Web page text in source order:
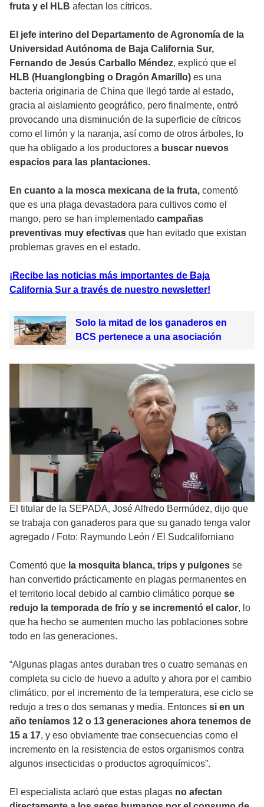
fruta y el HLB afectan los cítricos.
El jefe interino del Departamento de Agronomía de la
Universidad Autónoma de Baja California Sur,
Fernando de Jesús Carballo Méndez, explicó que el
HLB (Huanglongbing o Dragón Amarillo) es una
bacteria originaria de China que llegó tarde al estado,
gracia al aislamiento geográfico, pero finalmente, entró
provocando una disminución de la superficie de cítricos
como el limón y la naranja, así como de otros árboles, lo
que ha obligado a los productores a buscar nuevos
espacios para las plantaciones.
En cuanto a la mosca mexicana de la fruta, comentó
que es una plaga devastadora para cultivos como el
mango, pero se han implementado campañas
preventivas muy efectivas que han evitado que existan
problemas graves en el estado.
¡Recibe las noticias más importantes de Baja
California Sur a través de nuestro newsletter!
Solo la mitad de los ganaderos en
BCS pertenece a una asociación
El titular de la SEPADA, José Alfredo Bermúdez, dijo que
se trabaja con ganaderos para que su ganado tenga valor
agregado / Foto: Raymundo León / El Sudcaliforniano
Comentó que la mosquita blanca, trips y pulgones se
han convertido prácticamente en plagas permanentes en
el territorio local debido al cambio climático porque se
redujo la temporada de frío y se incrementó el calor, lo
que ha hecho se aumenten mucho las poblaciones sobre
todo en las generaciones.
“Algunas plagas antes duraban tres o cuatro semanas en
completa su ciclo de huevo a adulto y ahora por el cambio
climático, por el incremento de la temperatura, ese ciclo se
redujo a tres o dos semanas y media. Entonces si en un
año teníamos 12 o 13 generaciones ahora tenemos de
15 a 17, y eso obviamente trae consecuencias como el
incremento en la resistencia de estos organismos contra
algunos insecticidas o productos agroquímicos”.
El especialista aclaró que estas plagas no afectan